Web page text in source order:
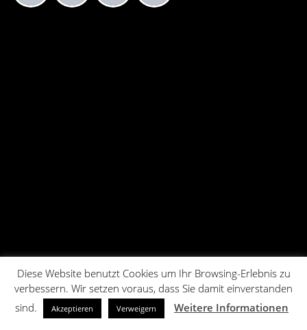
Diese Website benutzt Cookies um Ihr Browsing-Erlebnis zu
verbessern. Wir setzen voraus, dass Sie damit einverstanden
sind.
Akzeptieren Verweigern Weitere Informationen